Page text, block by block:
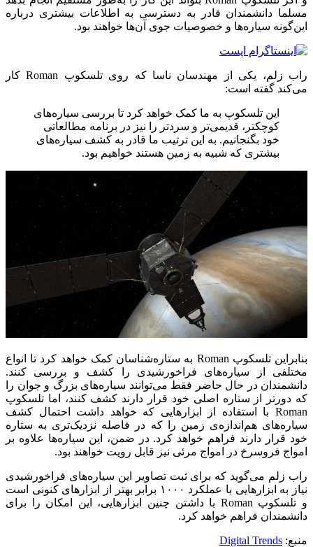
مسلما دانشمندان قادر به دسترسی به اطلاعات بیشتری درباره
این‌گونه سیاره‌ها و خصوصیات جوی آن‌ها خواهند بود.
راب زلم، یکی از مهندسان ناسا که روی تلسکوپ Roman کار
می‌کند گفته است:
این تلسکوپ به ما کمک خواهد کرد تا بررسی سیاره‌های
کوچکتر، قدیمی‌تر و سردتر را نیز در برنامه مطالعاتی
خود بگنجانیم. به این ترتیب ما قادر به کشف سیاره‌های
بیشتری که شبیه به زمین هستند خواهیم بود.
بنابراین تلسکوپ Roman به ستاره‌شناسان کمک خواهد کرد تا انواع
مختلفی از سیاره‌های فراخورشیدی را کشف و بررسی کنند.
دانشمندان در حال حاضر فقط می‌توانند سیاره‌های بزرگ و جوان را
که دورتر از ستاره اصلی خود قرار دارند کشف کنند، اما تلسکوپ
Roman با استفاده از ابزارهایی که خواهد داشت احتمال کشف
سیاره‌های هم‌اندازه‌ی زمین را که در فاصله نزدیک‌تری به ستاره
خود قرار دارند فراهم خواهد کرد. در ضمن، این ‌سیاره‌ها علاوه بر
امواج فروسرخ در امواج مرئی نیز قابل رویت خواهند بود.
راب زلم می‌گوید که برای ثبت تصاویر این سیاره‌های فراخورشیدی
نیاز به ابزارهایی با عملکرد ۱۰۰۰ برابر بهتر از ابزارهای کنونی است
و تلسکوپ Roman با داشتن چنین ابزارهایی، این امکان را برای
دانشمندان فراهم خواهد کرد.
منبع: Digital Trends